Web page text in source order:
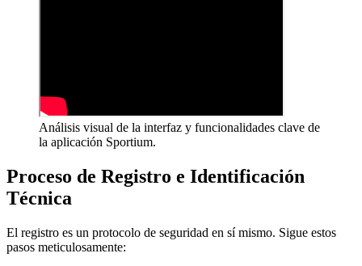
Análisis visual de la interfaz y funcionalidades clave de
la aplicación Sportium.
Proceso de Registro e Identificación
Técnica
El registro es un protocolo de seguridad en sí mismo. Sigue estos
pasos meticulosamente: